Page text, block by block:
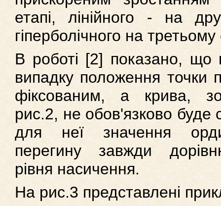
етапі, лінійного - на
гіперболічного на третьому
В роботі [2] показано, що
випадку положення точки
фіксованим, а крива,
рис.2, не обов'язково буде
для неї значення
перегину завжди
рівня насичення.
На рис.3 представлені